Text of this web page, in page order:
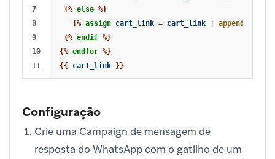
7
8
9
10
{% else %}
{% assign cart_link = cart_link append
{% endif %}
{% endfor %}
{{ cart_link }}
Configuração
Crie uma Campaign de mensagem de
resposta do WhatsApp com o gatilho de um